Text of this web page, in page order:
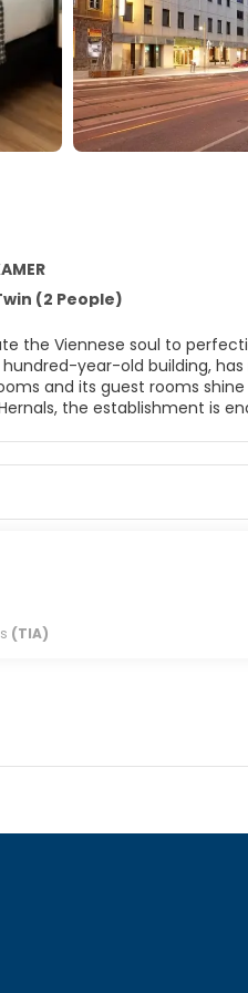
(2 People)
and its guest rooms
the establishment is
bookings: the total amount
is subject to availability and
(TIA)